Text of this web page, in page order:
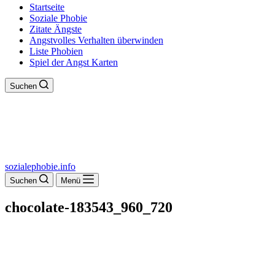
Startseite
Soziale Phobie
Zitate Ängste
Angstvolles Verhalten überwinden
Liste Phobien
Spiel der Angst Karten
Suchen
sozialephobie.info
Suchen Menü
chocolate-183543_960_720